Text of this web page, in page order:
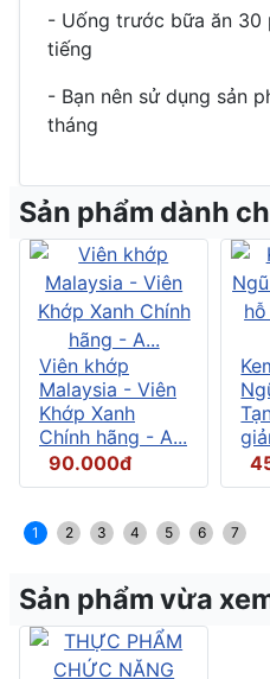
- Uống trước bữa ăn 30
tiếng
- Bạn nên sử dụng sản
tháng
Sản phẩm dành
Viên khớp
Malaysia - Viên
Khớp Xanh
Chính hãng - A...
90.000đ
1 2 3 4 5 6 7
Sản phẩm vừa